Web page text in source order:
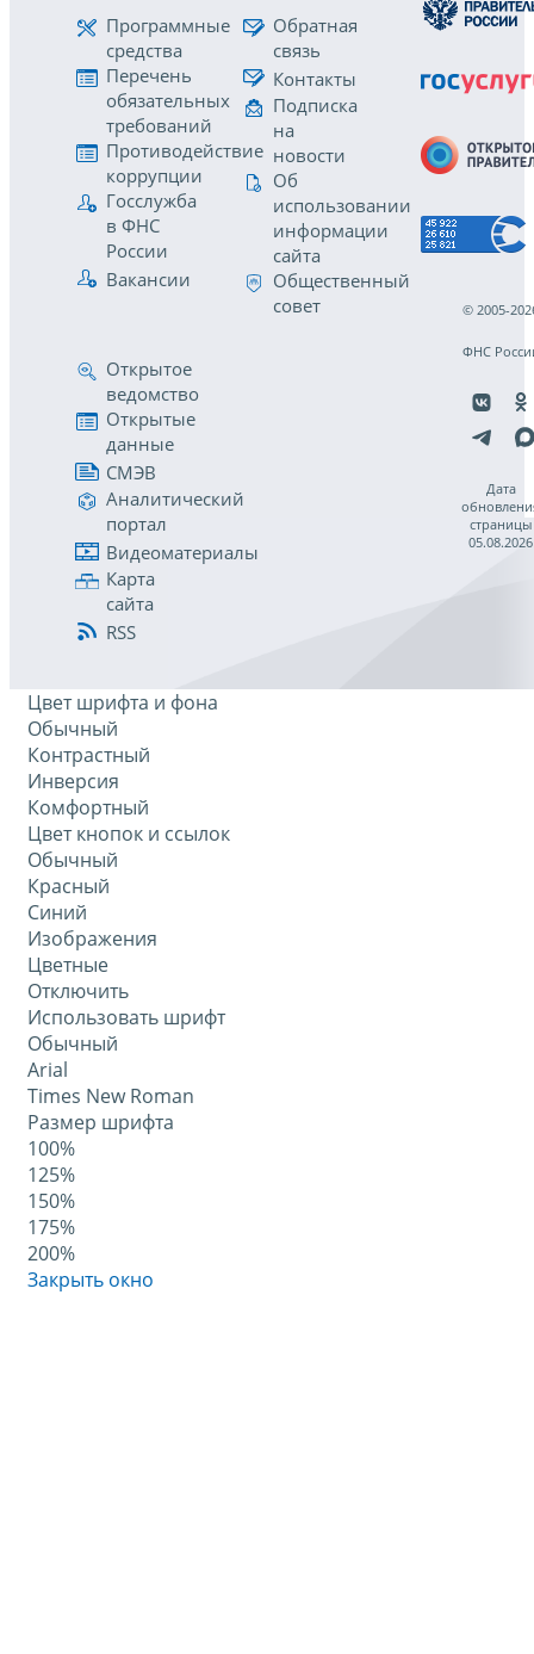
Программные
средства
Перечень
обязательных
требований
Противодействие
коррупции
Госслужба
в ФНС
России
Вакансии
Обратная
связь
Контакты
Подписка
на
новости
Об
использовании
информации
сайта
Общественный
совет
Открытое
ведомство
Открытые
данные
СМЭВ
Аналитический
портал
Видеоматериалы
Карта
сайта
RSS
© 2005-
ФНС
Дата
страницы
05.08.2026
Цвет шрифта и фона
Обычный
Контрастный
Инверсия
Комфортный
Цвет кнопок и ссылок
Обычный
Красный
Синий
Изображения
Цветные
Отключить
Использовать шрифт
Обычный
Arial
Times New Roman
Размер шрифта
100%
125%
150%
175%
200%
Закрыть окно